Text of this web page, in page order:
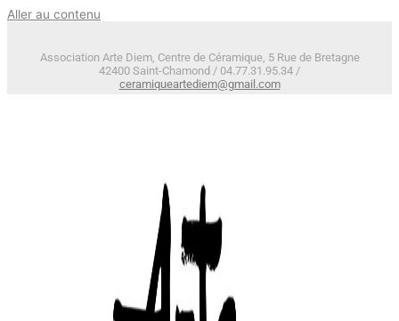
Aller au contenu
Association Arte Diem, Centre de Céramique, 5 Rue de Bretagne
42400 Saint-Chamond / 04.77.31.95.34 /
ceramiqueartediem@gmail.com